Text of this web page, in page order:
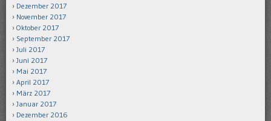
Dezember 2017
November 2017
Oktober 2017
September 2017
Juli 2017
Juni 2017
Mai 2017
April 2017
März 2017
Januar 2017
Dezember 2016